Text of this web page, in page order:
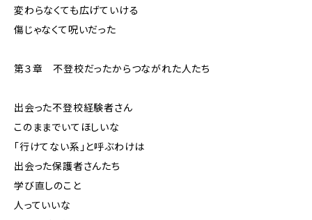
変わらなくても広げていける
傷じゃなくて呪いだった
第３章 不登校だったからつながれた人たち
出会った不登校経験者さん
このままでいてほしいな
「行けてない系」と呼ぶわけは
出会った保護者さんたち
学び直しのこと
人っていいな